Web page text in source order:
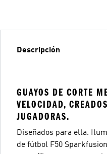
Descripción
GUAYOS DE CORTE
VELOCIDAD,
JUGADORAS.
Diseñados para ella.
de fútbol F50